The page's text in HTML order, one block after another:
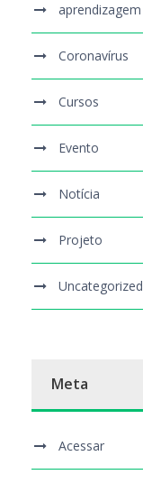
aprendizagem
Coronavírus
Cursos
Evento
Notícia
Projeto
Uncategorized
Meta
Acessar